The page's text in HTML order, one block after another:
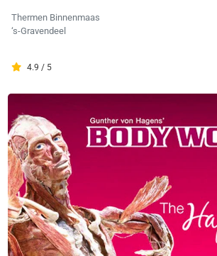
Thermen Binnenmaas
‘s-Gravendeel
4.9 / 5